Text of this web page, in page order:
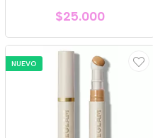
$25.000
NUEVO